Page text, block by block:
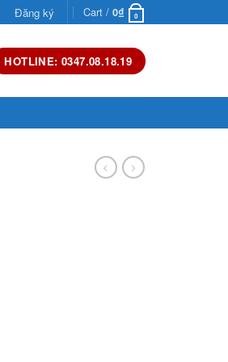
Đăng ký Cart / 0₫ 0
HOTLINE: 0347.08.18.19